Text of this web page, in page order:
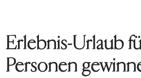
Erlebnis-Urlaub
Personen